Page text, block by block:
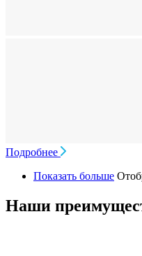
Подробнее
Показать больше
Наши